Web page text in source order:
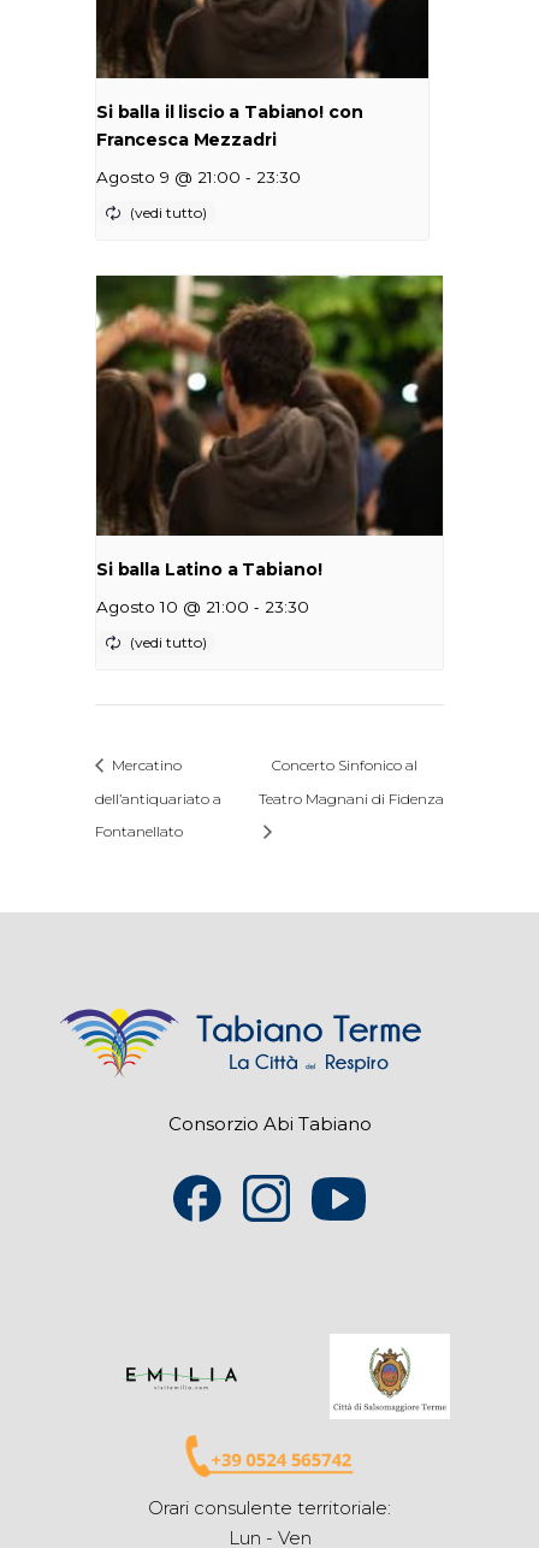
Si balla il liscio a Tabiano! con
Francesca Mezzadri
Agosto 9 @ 21:00 - 23:30
Si balla Latino a Tabiano!
Agosto 10 @ 21:00 - 23:30
Mercatino
dell’antiquariato a
Fontanellato
Concerto Sinfonico al
Teatro Magnani di Fidenza
Consorzio Abi Tabiano
Orari consulente territoriale:
Lun - Ven